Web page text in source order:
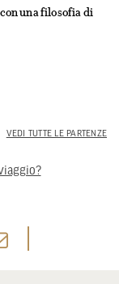
una filosofia di
VEDI TUTTE LE PARTENZE